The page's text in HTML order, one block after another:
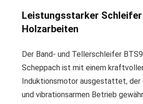
Leistungsstarker
Holzarbeiten
Der Band- und Tellerschleifer
Scheppach ist mit einem
Induktionsmotor ausgestattet, der
und vibrationsarmen Betrieb